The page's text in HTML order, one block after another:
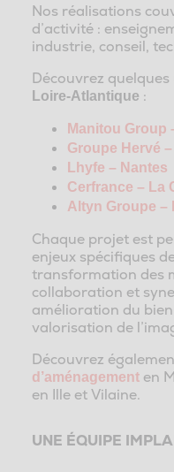
Nos réalisations
d’activité :
industrie, conseil,
Découvrez quelques
Loire-Atlantique :
Manitou Group
Groupe Hervé
Lhyfe – Nantes
Cerfrance – La
Altyn Groupe –
Chaque projet est
enjeux spécifiques
transformation des
collaboration et
amélioration du
valorisation de
Découvrez
d’aménagementen
en Ille et Vilaine.
UNE ÉQUIPE